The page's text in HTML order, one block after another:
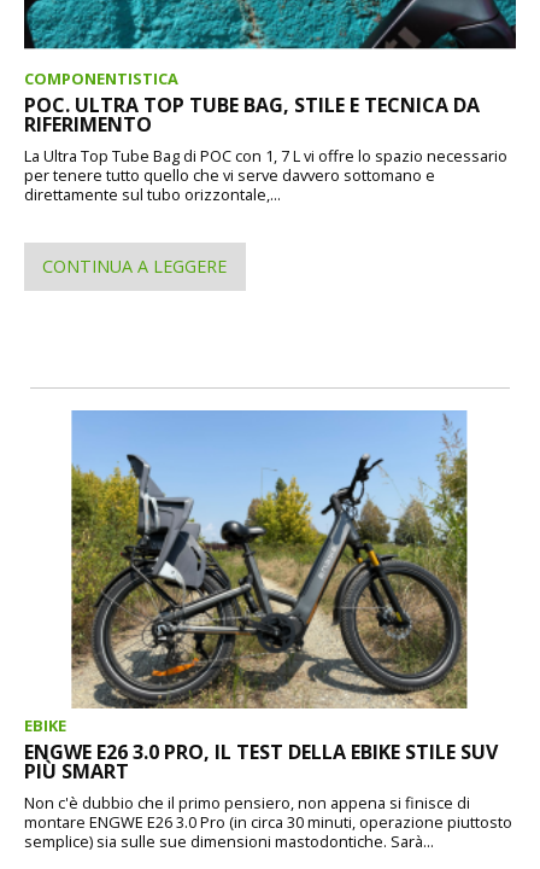
COMPONENTISTICA
POC. ULTRA TOP TUBE BAG, STILE E TECNICA DA
RIFERIMENTO
La Ultra Top Tube Bag di POC con 1, 7 L vi offre lo spazio necessario
per tenere tutto quello che vi serve davvero sottomano e
direttamente sul tubo orizzontale,...
CONTINUA A LEGGERE
EBIKE
ENGWE E26 3.0 PRO, IL TEST DELLA EBIKE STILE SUV
PIÙ SMART
Non c'è dubbio che il primo pensiero, non appena si finisce di
montare ENGWE E26 3.0 Pro (in circa 30 minuti, operazione piuttosto
semplice) sia sulle sue dimensioni mastodontiche. Sarà...